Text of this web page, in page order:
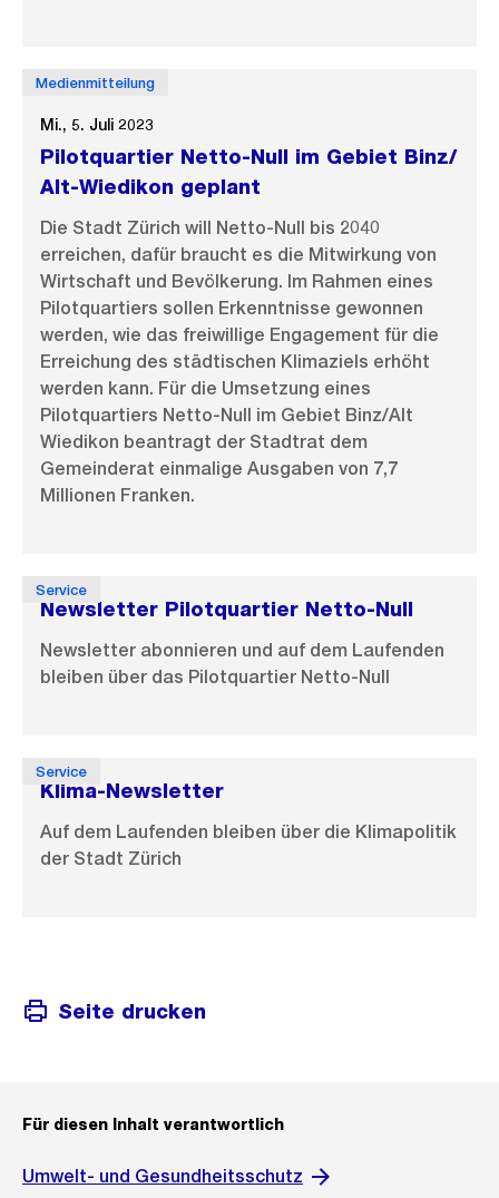
Medienmitteilung
Mi., 5. Juli 2023
Pilotquartier Netto-Null im Gebiet Binz/
Alt-Wiedikon geplant
Die Stadt Zürich will Netto-Null bis 2040
erreichen, dafür braucht es die Mitwirkung von
Wirtschaft und Bevölkerung. Im Rahmen eines
Pilotquartiers sollen Erkenntnisse gewonnen
werden, wie das freiwillige Engagement für die
Erreichung des städtischen Klimaziels erhöht
werden kann. Für die Umsetzung eines
Pilotquartiers Netto-Null im Gebiet Binz/Alt
Wiedikon beantragt der Stadtrat dem
Gemeinderat einmalige Ausgaben von 7,7
Millionen Franken.
Service
Newsletter Pilotquartier Netto-Null
Newsletter abonnieren und auf dem Laufenden
bleiben über das Pilotquartier Netto-Null
Service
Klima-Newsletter
Auf dem Laufenden bleiben über die Klimapolitik
der Stadt Zürich
Seite drucken
Für diesen Inhalt verantwortlich
Umwelt- und Gesundheitsschutz